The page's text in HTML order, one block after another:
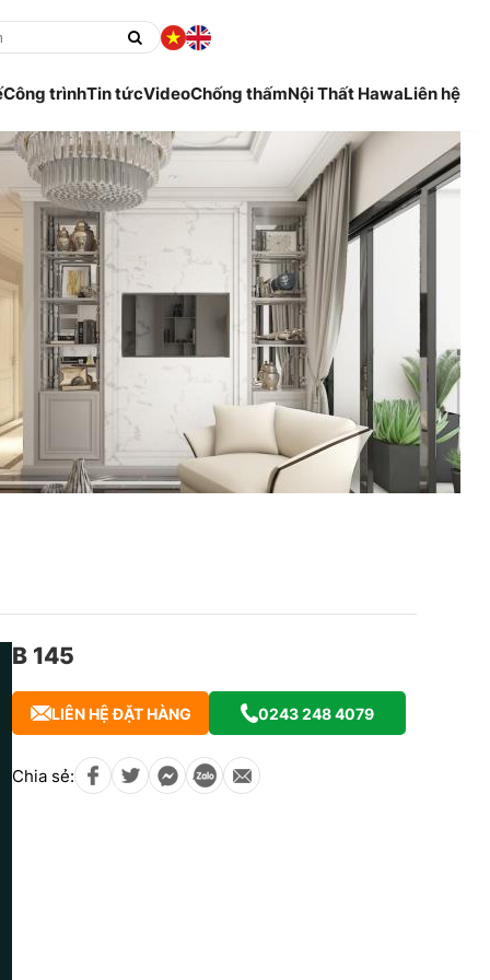
Công trìnhTin tứcVideoChống thấmNội Thất HawaLiên hệ
B 145
LIÊN HỆ ĐẶT HÀNG 0243 248 4079
Chia sẻ: